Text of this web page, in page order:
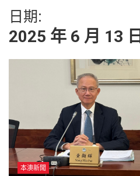
日期:
2025 年 6 月 13 日
本澳新聞